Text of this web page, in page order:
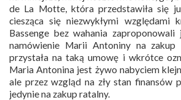
de La Motte, która przedstawiła się
ciesząca się niezwykłymi względami
Bassenge bez wahania
namówienie Marii Antoniny na zakup
przystała na taką umowę i wkrótce
Maria Antonina jest żywo nabyciem
ale przez wzgląd na zły stan finansów
jedynie na zakup ratalny.